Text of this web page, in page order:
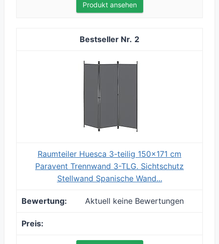
Produkt ansehen
2
Raumteiler Huesca 3-teilig 150x171 cm
Paravent Trennwand 3-TLG. Sichtschutz
Stellwand Spanische Wand...
Aktuell keine Bewertungen